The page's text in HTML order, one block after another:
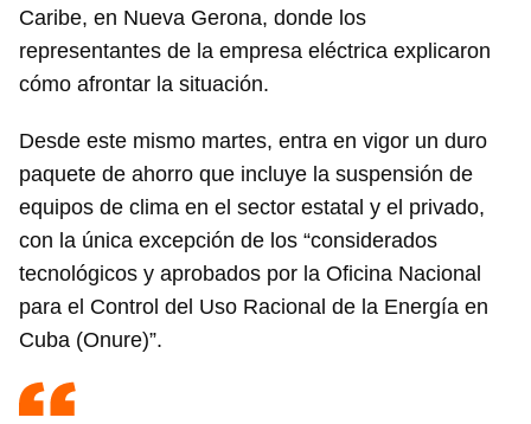
Caribe, en Nueva Gerona, donde los
representantes de la empresa eléctrica explicaron
cómo afrontar la situación.
Desde este mismo martes, entra en vigor un duro
paquete de ahorro que incluye la suspensión de
equipos de clima en el sector estatal y el privado,
con la única excepción de los “considerados
tecnológicos y aprobados por la Oficina Nacional
para el Control del Uso Racional de la Energía en
Cuba (Onure)”.